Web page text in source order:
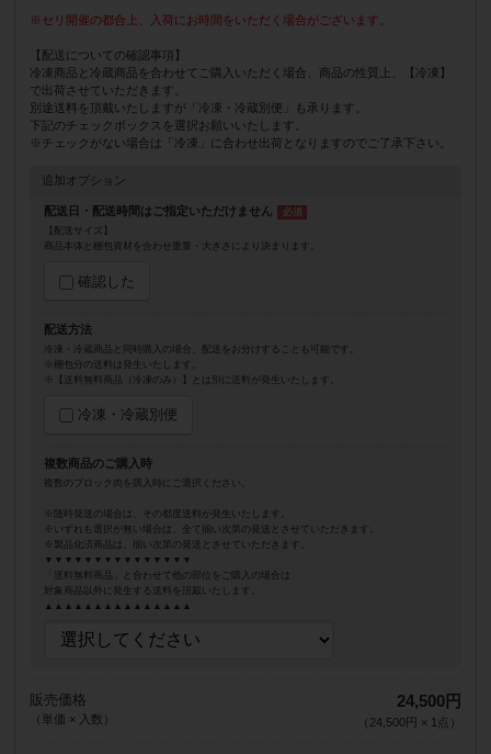
※セリ開催の都合上、入荷にお時間をいただく場合がございます。
【配送についての確認事項】
冷凍商品と冷蔵商品を合わせてご購入いただく場合、商品の性質上、【冷凍】
で出荷させていただきます。
別途送料を頂戴いたしますが「冷凍・冷蔵別便」も承ります。
下記のチェックボックスを選択お願いいたします。
※チェックがない場合は「冷凍」に合わせ出荷となりますのでご了承下さい。
追加オプション
配送日・配送時間はご指定いただけません
【配送サイズ】
商品本体と梱包資材を合わせ重量・大きさにより決まります。
確認した
配送方法
冷凍・冷蔵商品と同時購入の場合、配送をお分けすることも可能です。
※梱包分の送料は発生いたします。
※【送料無料商品（冷凍のみ）】とは別に送料が発生いたします。
冷凍・冷蔵別便
複数商品のご購入時
複数のブロック肉を購入時にご選択ください。
※随時発送の場合は、その都度送料が発生いたします。
※いずれも選択が無い場合は、全て揃い次第の発送とさせていただきます。
※製品化済商品は、揃い次第の発送とさせていただきます。
▼▼▼▼▼▼▼▼▼▼▼▼▼▼▼
「送料無料商品」と合わせて他の部位をご購入の場合は
対象商品以外に発生する送料を頂戴いたします。
▲▲▲▲▲▲▲▲▲▲▲▲▲▲▲
販売価格
（単価 × 入数）
24,500円
（ 24,500円 × 1 点 ）